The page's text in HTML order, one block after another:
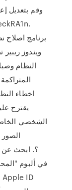
برنامج اصلاح
ويندوز
النظام
اخطاء
يقترح
الشخصي
في ألبوم